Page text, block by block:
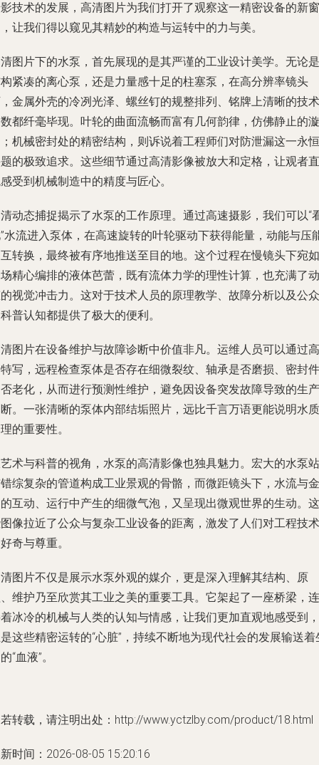
技术的发展，高清图片为我们打开了观察这一精密设备的新窗
让我们得以窥见其精妙的构造与运转中的力与美。
图片下的水泵，首先展现的是其严谨的工业设计美学。无论是
紧凑的离心泵，还是力量感十足的柱塞泵，在高分辨率镜头
金属外壳的冷冽光泽、螺丝钉的规整排列、铭牌上清晰的技术
都纤毫毕现。叶轮的曲面流畅而富有几何韵律，仿佛静止的漩
机械密封处的精密结构，则诉说着工程师们对防泄漏这一永恒
的极致追求。这些细节通过高清影像被放大和定格，让观者直
受到机械制造中的精度与匠心。
动态捕捉揭示了水泵的工作原理。通过高速摄影，我们可以“
水流进入泵体，在高速旋转的叶轮驱动下获得能量，动能与压
转换，最终被有序地推送至目的地。这个过程在慢镜头下宛如
精心编排的液体芭蕾，既有流体力学的理性计算，也充满了动
视觉冲击力。这对于技术人员的原理教学、故障分析以及公众
普认知都提供了极大的便利。
图片在设备维护与故障诊断中价值非凡。运维人员可以通过高
写，远程检查泵体是否存在细微裂纹、轴承是否磨损、密封件
老化，从而进行预测性维护，避免因设备突发故障导致的生产
。一张清晰的泵体内部结垢照片，远比千言万语更能说明水质
的重要性。
术与科普的视角，水泵的高清影像也独具魅力。宏大的水泵站
综复杂的管道构成工业景观的骨骼，而微距镜头下，水流与金
互动、运行中产生的细微气泡，又呈现出微观世界的生动。这
像拉近了公众与复杂工业设备的距离，激发了人们对工程技术
奇与尊重。
图片不仅是展示水泵外观的媒介，更是深入理解其结构、原
维护乃至欣赏其工业之美的重要工具。它架起了一座桥梁，连
冰冷的机械与人类的认知与情感，让我们更加直观地感受到，
这些精密运转的“心脏”，持续不断地为现代社会的发展输送着
“血液”。
转载，请注明出处：http://www.yctzlby.com/product/18.html
时间：2026-08-05 15:20:16